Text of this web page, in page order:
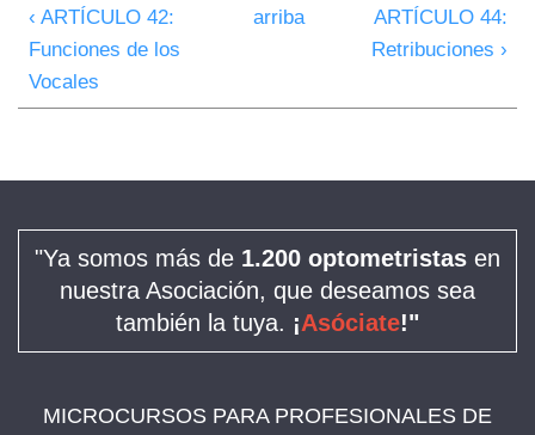
‹ ARTÍCULO 42:
Funciones de los
Vocales
arriba
ARTÍCULO 44:
Retribuciones ›
"Ya somos más de 1.200 optometristas en
nuestra Asociación, que deseamos sea
también la tuya. ¡Asóciate!"
MICROCURSOS PARA PROFESIONALES DE